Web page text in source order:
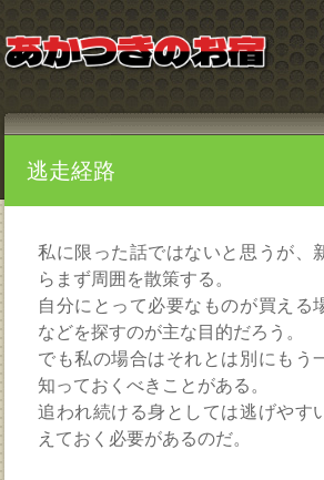
逃走経路
私に限った話ではないと思うが、
らまず周囲を散策する。
自分にとって必要なものが買える
などを探すのが主な目的だろう。
でも私の場合はそれとは別にもう
知っておくべきことがある。
追われ続ける身としては逃げやす
えておく必要があるのだ。